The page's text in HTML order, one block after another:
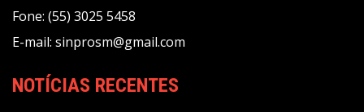
Fone: (55) 3025 5458
E-mail: sinprosm@gmail.com
NOTÍCIAS RECENTES